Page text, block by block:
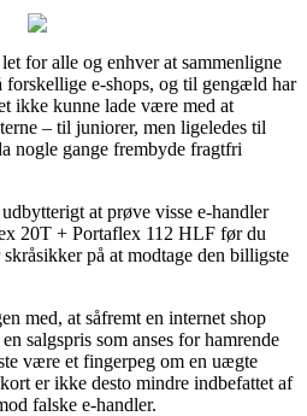
for alle og enhver at sammenligne
e-shops, og til gengæld har
ikke kunne lade være med at
– til juniorer, men ligeledes til
nogle gange frembyde fragtfri
at prøve visse e-handler
20T + Portaflex 112 HLF før du
på at modtage den billigste
med, at såfremt en internet shop
salgspris som anses for hamrende
være et fingerpeg om en uægte
er ikke desto mindre indbefattet af
falske e-handler.